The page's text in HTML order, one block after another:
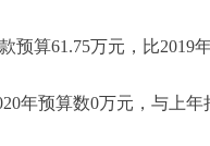
算61.75万元，比2019
预算数0万元，与上年